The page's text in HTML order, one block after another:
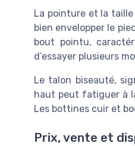
La pointure et la
bien envelopper le
bout pointu,
d’essayer plusieurs
Le talon biseauté,
haut peut fatiguer à
Les bottines cuir et
Prix, vente et